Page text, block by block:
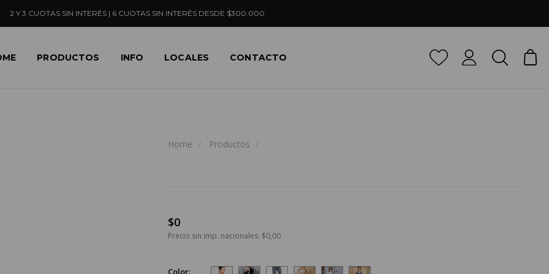
2 Y 3 CUOTAS SIN INTERÉS | 6 CUOTAS SIN INTERÉS DESDE $300.000
PRODUCTOS INFO LOCALES CONTACTO
Home Productos
$0
Precio sin imp. nacionales: $0,00
Color: